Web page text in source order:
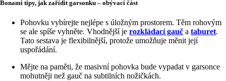
Bonami tipy, jak zařídit garsonku – obývací část
Pohovku vybírejte nejlépe s úložným prostorem. Těm rohovým
se ale spíše vyhněte. Vhodnější je rozkládací gauč a taburet.
Tato sestava je flexibilnější, protože umožňuje měnit její
uspořádání.
Mějte na paměti, že masivní pohovka bude vypadat v garsonce
mohutněji než gauč na subtilních nožičkách.